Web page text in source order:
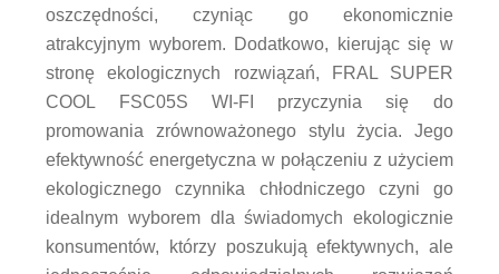
oszczędności, czyniąc go ekonomicznie
atrakcyjnym wyborem. Dodatkowo, kierując się w
stronę ekologicznych rozwiązań, FRAL SUPER
COOL FSC05S WI-FI przyczynia się do
promowania zrównoważonego stylu życia. Jego
efektywność energetyczna w połączeniu z użyciem
ekologicznego czynnika chłodniczego czyni go
idealnym wyborem dla świadomych ekologicznie
konsumentów, którzy poszukują efektywnych, ale